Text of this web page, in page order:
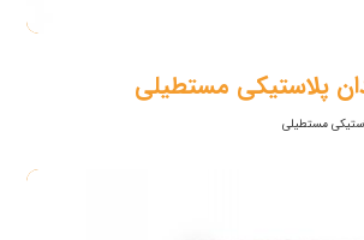
پلاستیکی مستطیلی
مستطیلی